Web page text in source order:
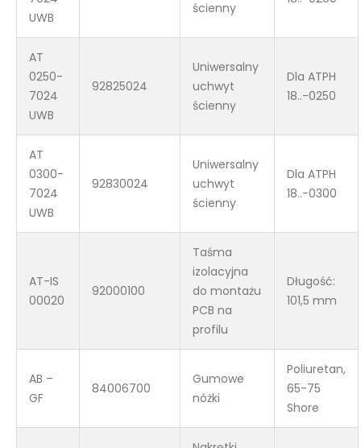
UWB
ścienny
AT
0250-
7024
UWB
92825024
Uniwersalny
uchwyt
ścienny
Dla ATPH
18..-0250
AT
0300-
7024
UWB
92830024
Uniwersalny
uchwyt
ścienny
Dla ATPH
18..-0300
AT-IS
00020
92000100
Taśma
izolacyjna
do montażu
PCB na
profilu
Długość:
101,5 mm
AB –
GF
84006700
Gumowe
nóżki
Poliuretan,
65-75
Shore